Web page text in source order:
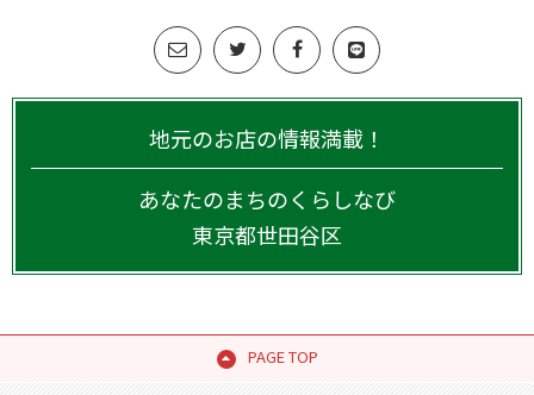
地元のお店の情報満載！
あなたのまちのくらしなび
東京都世田谷区
PAGE TOP